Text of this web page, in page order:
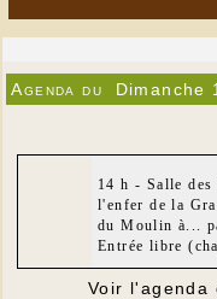
Agenda du Dimanche
14 h - Salle
l'enfer de la
du Moulin à...
Entrée libre
Voir l'agenda